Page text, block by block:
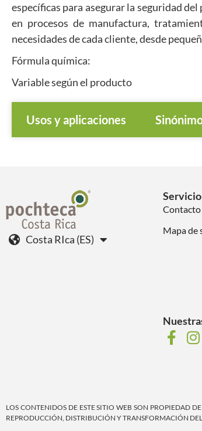
específicas para asegurar la seguridad
en procesos de manufactura,
necesidades de cada cliente, desde
Fórmula química:
Variable según el producto
Usos y aplicaciones
Costa RIca (ES)
Contacto
Mapa de
LOS CONTENIDOS DE ESTE SITIO WEB SON PROPIEDAD
REPRODUCCIÓN, DISTRIBUCIÓN Y TRANSFORMACIÓN